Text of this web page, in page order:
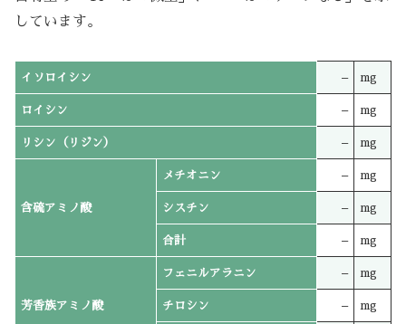
しています。
イソロイシン – mg
ロイシン – mg
リシン（リジン） – mg
含硫アミノ酸
メチオニン – mg
シスチン – mg
合計 – mg
芳香族アミノ酸
フェニルアラニン – mg
チロシン – mg